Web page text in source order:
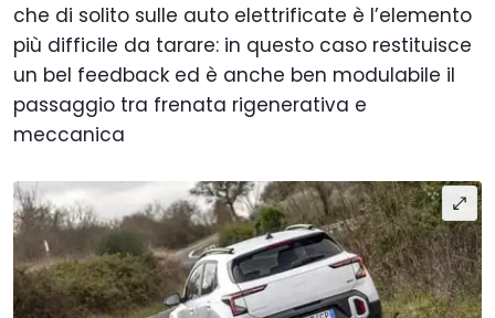
che di solito sulle auto elettrificate è l’elemento
più difficile da tarare: in questo caso restituisce
un bel feedback ed è anche ben modulabile il
passaggio tra frenata rigenerativa e
meccanica